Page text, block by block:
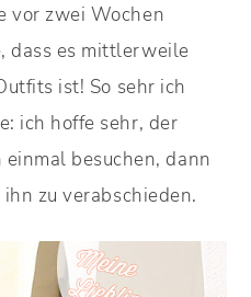
vor zwei Wochen
dass es mittlerweile
ist! So sehr ich
ich hoffe sehr, der
einmal besuchen, dann
zu verabschieden.